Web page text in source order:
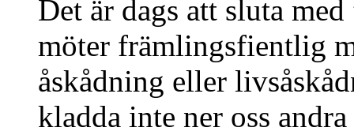
Det är dags att sluta
möter främlingsfientlig
åskådning eller
kladda inte ner oss